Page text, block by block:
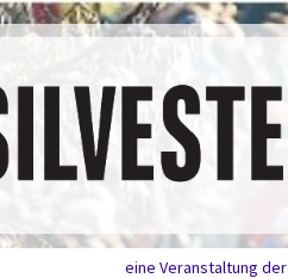
eine Veranstaltung der